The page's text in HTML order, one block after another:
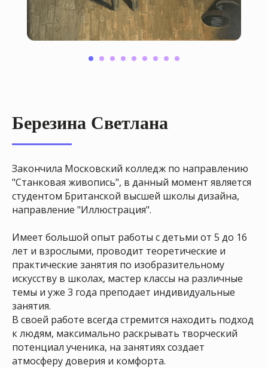
Березина Светлана
Закончила Московский колледж по направлению
"Станковая живопись", в данный момент является
студентом Британской высшей школы дизайна,
направление "Иллюстрация".
Имеет большой опыт работы с детьми от 5 до 16
лет и взрослыми, проводит теоретические и
практические занятия по изобразительному
искусству в школах, мастер классы на различные
темы и уже 3 года преподает индивидуальные
занятия.
В своей работе всегда стремится находить подход
к людям, максимально раскрывать творческий
потенциал ученика, на занятиях создает
атмосферу доверия и комфорта.
Преимущества
школы
рисования
"Аля Прима"
Уютная студия
мин ходьбы от ст. м. Китай-
город